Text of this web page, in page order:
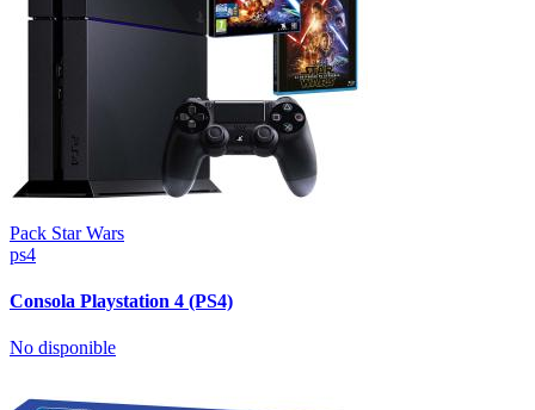
Pack Star Wars
ps4
Consola Playstation 4 (PS4)
No disponible